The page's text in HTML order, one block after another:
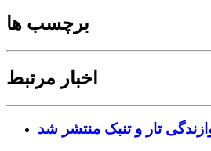
برچسب ها
اخبار مرتبط
تار و تنبک منتشر شد